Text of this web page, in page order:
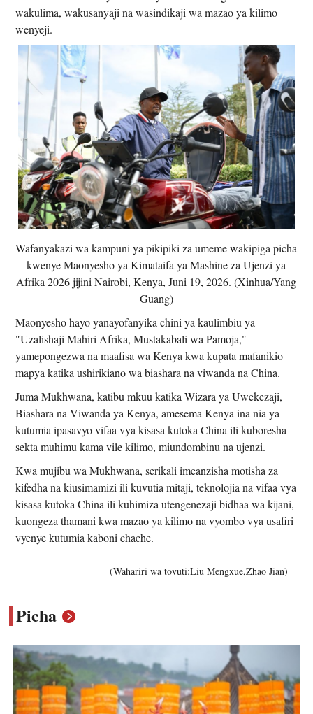
wakulima, wakusanyaji na wasindikaji wa mazao ya kilimo
wenyeji.
Wafanyakazi wa kampuni ya pikipiki za umeme wakipiga picha
kwenye Maonyesho ya Kimataifa ya Mashine za Ujenzi ya
Afrika 2026 jijini Nairobi, Kenya, Juni 19, 2026. (Xinhua/Yang
Guang)
Maonyesho hayo yanayofanyika chini ya kaulimbiu ya
"Uzalishaji Mahiri Afrika, Mustakabali wa Pamoja,"
yamepongezwa na maafisa wa Kenya kwa kupata mafanikio
mapya katika ushirikiano wa biashara na viwanda na China.
Juma Mukhwana, katibu mkuu katika Wizara ya Uwekezaji,
Biashara na Viwanda ya Kenya, amesema Kenya ina nia ya
kutumia ipasavyo vifaa vya kisasa kutoka China ili kuboresha
sekta muhimu kama vile kilimo, miundombinu na ujenzi.
Kwa mujibu wa Mukhwana, serikali imeanzisha motisha za
kifedha na kiusimamizi ili kuvutia mitaji, teknolojia na vifaa vya
kisasa kutoka China ili kuhimiza utengenezaji bidhaa wa kijani,
kuongeza thamani kwa mazao ya kilimo na vyombo vya usafiri
vyenye kutumia kaboni chache.
(Wahariri wa tovuti:Liu Mengxue,Zhao Jian)
Picha